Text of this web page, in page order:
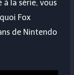
à la série, vous
Fox
de Nintendo